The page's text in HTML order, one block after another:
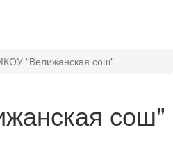
"Велижанская сош"
сош"